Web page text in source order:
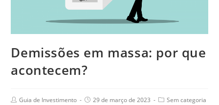
Demissões em massa: por que
acontecem?
Guia de Investimento 29 de março de 2023 Sem categoria